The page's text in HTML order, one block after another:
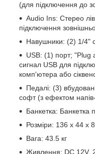
(для підключення до
Audio Ins: Стерео
підключення
Навушники: (2) 1/4"
USB: (1) порт; "Plug
сигнал USB для
комп'ютера або
Педалі: (3)
софт (з ефектом
Банкетка: Банкетка
Розміри: 136 х 44 x
Вага: 43.5 кг
Живлення: DC 12V,